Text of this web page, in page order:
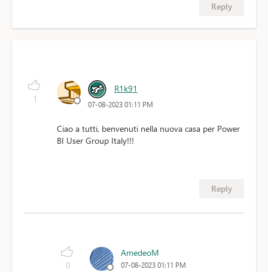
Reply
1
R1k91
07-08-2023 01:11 PM
Ciao a tutti, benvenuti nella nuova casa per Power
BI User Group Italy!!!
Reply
0
AmedeoM
07-08-2023 01:11 PM